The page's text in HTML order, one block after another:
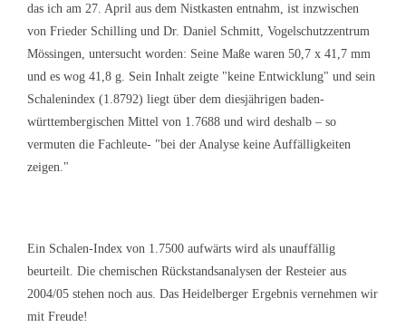
das ich am 27. April aus dem Nistkasten entnahm, ist inzwischen
von Frieder Schilling und Dr. Daniel Schmitt, Vogelschutzzentrum
Mössingen, untersucht worden: Seine Maße waren 50,7 x 41,7 mm
und es wog 41,8 g. Sein Inhalt zeigte "keine Entwicklung" und sein
Schalenindex (1.8792) liegt über dem diesjährigen baden-
württembergischen Mittel von 1.7688 und wird deshalb – so
vermuten die Fachleute- "bei der Analyse keine Auffälligkeiten
zeigen."
Ein Schalen-Index von 1.7500 aufwärts wird als unauffällig
beurteilt. Die chemischen Rückstandsanalysen der Resteier aus
2004/05 stehen noch aus. Das Heidelberger Ergebnis vernehmen wir
mit Freude!